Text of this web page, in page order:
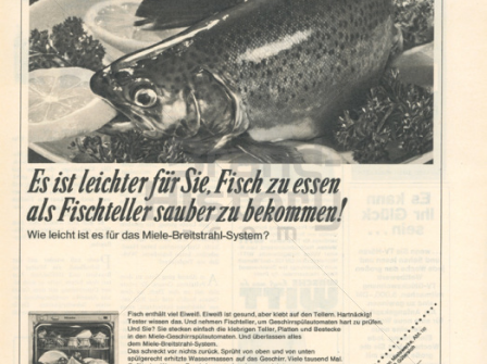
Miele Miele & Cie. KG 1965